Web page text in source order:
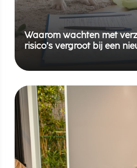
Waarom wachten met
risico’s vergroot bij een